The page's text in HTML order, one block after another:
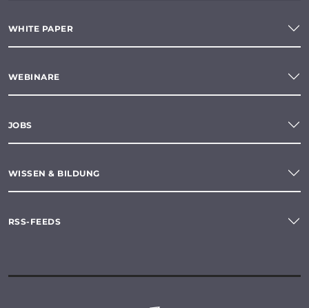
WHITE PAPER
WEBINARE
JOBS
WISSEN & BILDUNG
RSS-FEEDS